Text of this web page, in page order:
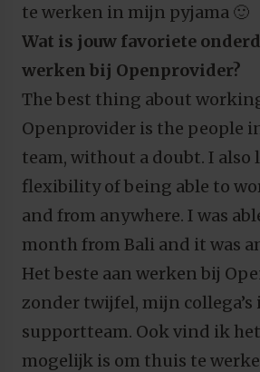
te werken in mijn pyjama 🙂
Wat is jouw favoriete
werken bij Openprovider?
The best thing about
Openprovider is the people
team, without a doubt. I also
flexibility of being able to
and from anywhere. I was
month from Bali and it was
Het beste aan werken bij
zonder twijfel, mijn collega’s
supportteam. Ook vind ik
mogelijk is om thuis te